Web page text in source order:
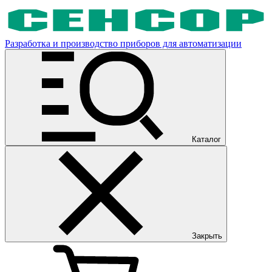
Разработка и производство приборов для автоматизации
Каталог
Закрыть